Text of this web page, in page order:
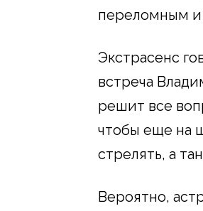
переломным и
Экстрасенс
встреча
решит все
чтобы еще на
стрелять, а
Вероятно,